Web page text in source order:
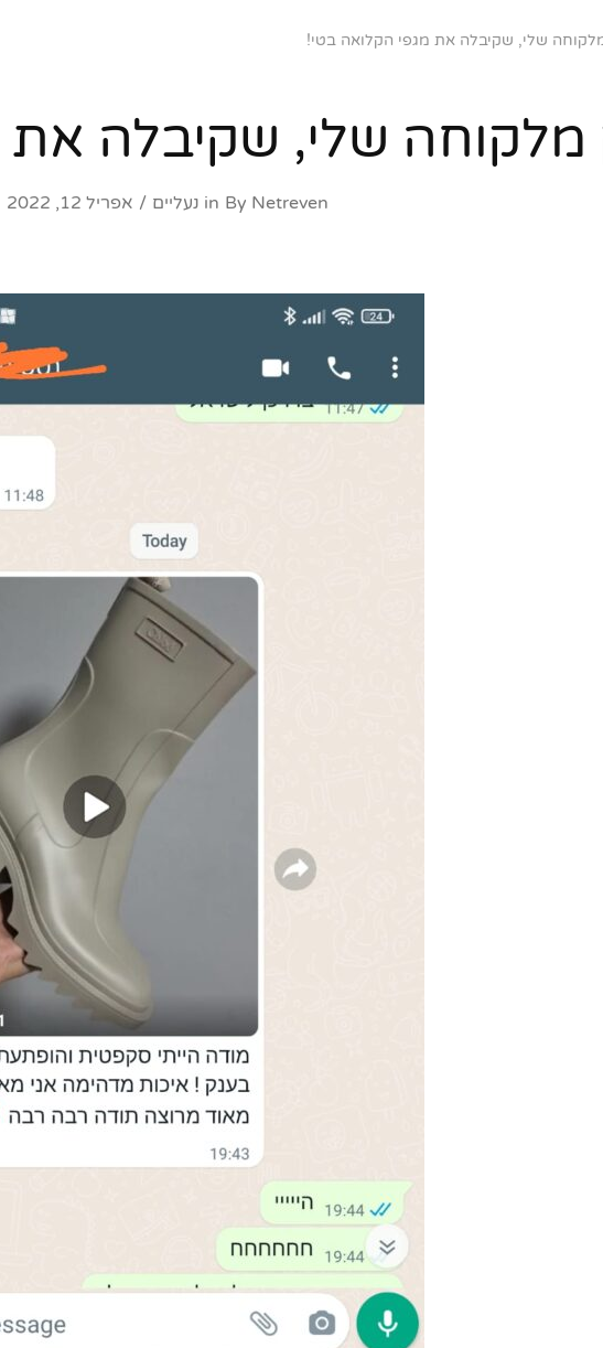
שלי, שקיבלה את מגפי הקלואה בטי!
מלקוחה שלי, שקיבלה את
By Netreven
in נעליים אפריל 12, 2022